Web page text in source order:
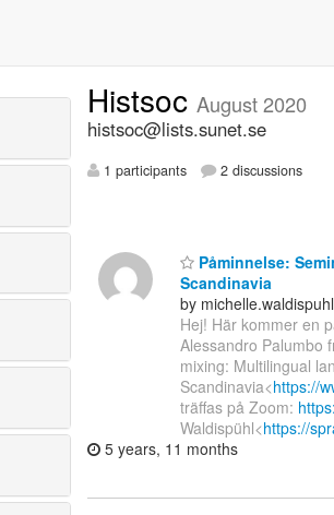
Histsoc August 2020
histsoc@lists.sunet.se
1 participants 2 discussions
Påminnelse:
Scandinavia
by
Hej! Här kommer en
Alessandro Palumbo
mixing: Multilingual
Scandinavia<https://
träffas på Zoom:
Waldispühl<https://
5 years, 11 months